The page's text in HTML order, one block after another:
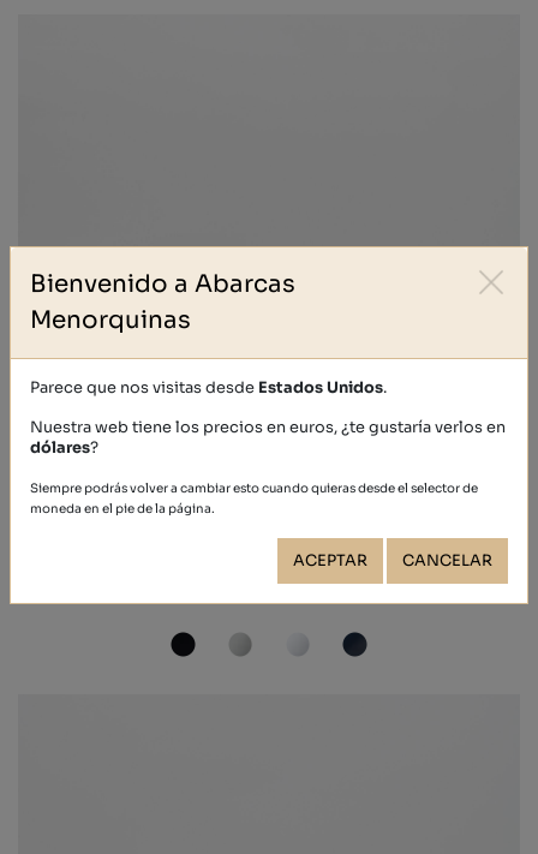
39,40 €
Bienvenido a Abarcas
Menorquinas
Parece que nos visitas desde Estados Unidos.
Nuestra web tiene los precios en euros, ¿te gustaría verlos en
dólares?
Siempre podrás volver a cambiar esto cuando quieras desde el selector de
moneda en el pie de la página.
ACEPTAR CANCELAR